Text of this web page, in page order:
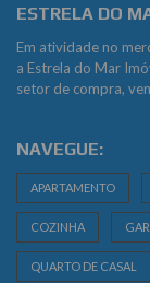
ESTRELA DO
Em atividade no
a Estrela do Mar
setor de compra,
NAVEGUE:
APARTAMENTO
COZINHA
QUARTO DE CASAL